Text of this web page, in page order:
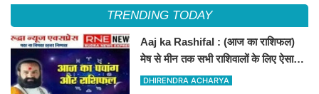
TRENDING TODAY
Aaj ka Rashifal : (आज का राशिफल)
मेष से मीन तक सभी राशिवालों के लिए ऐसा
रहेगा आज का दिन !
DHIRENDRA ACHARYA